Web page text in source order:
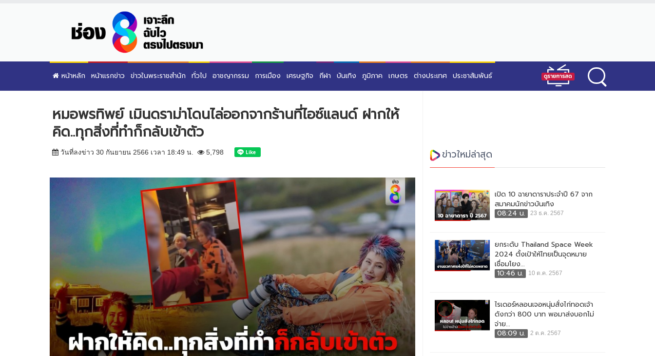
หน้าหลัก หน้าแรกข่าว ข่าวในพระราชสำนัก ทั่วไป อาชญากรรม การเมือง เศรษฐกิจ กีฬา บันเทิง ภูมิภาค เกษตร ต่างประเทศ ประชาสัมพันธ์
หมอพรทิพย์ เมินดราม่าโดนไล่ออกจากร้านที่ไอซ์แลนด์ ฝากให้
คิด..ทุกสิ่งที่ทำก็กลับเข้าตัว
วันที่ลงข่าว 30 กันยายน 2566 เวลา 18:49 น. 5,798 ข่าวใหม่ล่าสุด
เปิด 10 ฉายาดาราประจำปี 67 จาก
สมาคมนักข่าวบันเทิง
08:24 น.
23 ธ.ค. 2567
ยกระดับ Thailand Space Week
2024 ตั้งเป้าให้ไทยเป็นจุดหมาย
เชื่อมโยง...
10:46 น.
10 ต.ค. 2567
ไรเดอร์หลอนเจอหนุ่มสั่งไก่ทอดเจ้า
ดังกว่า 800 บาท พอมาส่งบอกไม่
จ่าย...
08:09 น.
2 ต.ค. 2567